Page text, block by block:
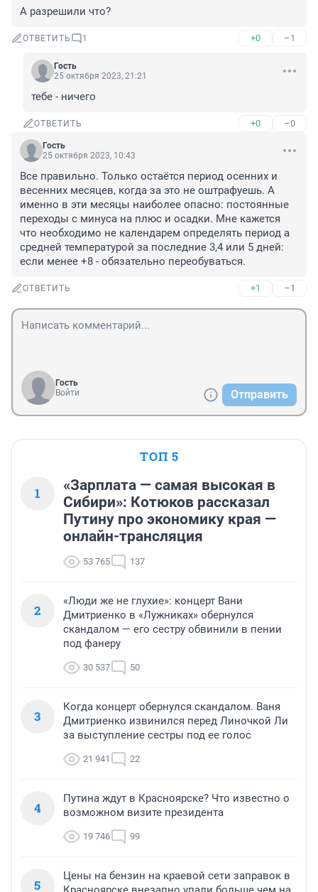
А разрешили что?
ОТВЕТИТЬ 1 +0 –1
Гость
25 октября 2023, 21:21
тебе - ничего
ОТВЕТИТЬ +0 –0
Гость
25 октября 2023, 10:43
Все правильно. Только остаётся период осенних и
весенних месяцев, когда за это не оштрафуешь. А
именно в эти месяцы наиболее опасно: постоянные
переходы с минуса на плюс и осадки. Мне кажется
что необходимо не календарем определять период а
средней температурой за последние 3,4 или 5 дней:
если менее +8 - обязательно переобуваться.
ОТВЕТИТЬ +1 –1
Гость
Войти
Отправить
ТОП 5
1
«Зарплата — самая высокая в
Сибири»: Котюков рассказал
Путину про экономику края —
онлайн-трансляция
53 765 137
2
«Люди же не глухие»: концерт Вани
Дмитриенко в «Лужниках» обернулся
скандалом — его сестру обвинили в пении
под фанеру
30 537 50
3
Когда концерт обернулся скандалом. Ваня
Дмитриенко извинился перед Линочкой Ли
за выступление сестры под ее голос
21 941 22
4
Путина ждут в Красноярске? Что известно о
возможном визите президента
19 746 99
5
Цены на бензин на краевой сети заправок в